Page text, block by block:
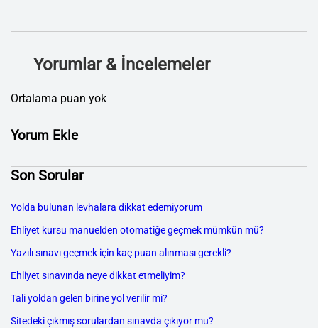
Yorumlar & İncelemeler
Ortalama puan yok
Yorum Ekle
Son Sorular
Yolda bulunan levhalara dikkat edemiyorum
Ehliyet kursu manuelden otomatiğe geçmek mümkün mü?
Yazılı sınavı geçmek için kaç puan alınması gerekli?
Ehliyet sınavında neye dikkat etmeliyim?
Tali yoldan gelen birine yol verilir mi?
Sitedeki çıkmış sorulardan sınavda çıkıyor mu?